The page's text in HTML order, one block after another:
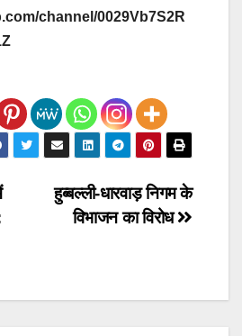
channel/0029Vb7S2R
हुब्बल्ली-धारवाड़ निगम के
विभाजन का विरोध